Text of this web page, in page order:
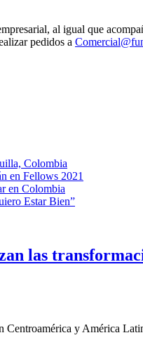
al igual que
pedidos a
Colombia
en Fellows 2021
en Colombia
Estar Bien”
las
y América